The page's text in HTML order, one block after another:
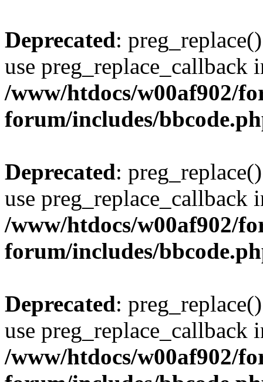
Deprecated:
use preg_replace_callback
/www/htdocs/w00af902/
forum/includes/
Deprecated:
use preg_replace_callback
/www/htdocs/w00af902/
forum/includes/
Deprecated:
use preg_replace_callback
/www/htdocs/w00af902/